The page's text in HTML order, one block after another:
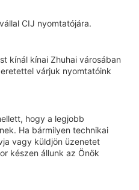
CIJ nyomtatójára.
kínál kínai Zhuhai városában
várjuk nyomtatóink
hogy a legjobb
Ha bármilyen technikai
vagy küldjön üzenetet
készen állunk az Önök